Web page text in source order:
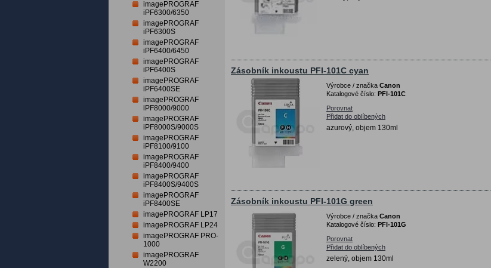
imagePROGRAF
iPF6300/6350
imagePROGRAF
iPF6300S
imagePROGRAF
iPF6400/6450
imagePROGRAF
iPF6400S
imagePROGRAF
iPF6400SE
imagePROGRAF
iPF8000/9000
imagePROGRAF
iPF8000S/9000S
imagePROGRAF
iPF8100/9100
imagePROGRAF
iPF8400/9400
imagePROGRAF
iPF8400S/9400S
imagePROGRAF
iPF8400SE
imagePROGRAF LP17
imagePROGRAF LP24
imagePROGRAF PRO-
1000
imagePROGRAF
W2200
Zásobník inkoustu PFI-101C cyan
Výrobce / značka Canon
Katalogové číslo: PFI-101C
Porovnat
Přidat do oblíbených
azurový, objem 130ml
Zásobník inkoustu PFI-101G green
Výrobce / značka Canon
Katalogové číslo: PFI-101G
Porovnat
Přidat do oblíbených
zelený, objem 130ml